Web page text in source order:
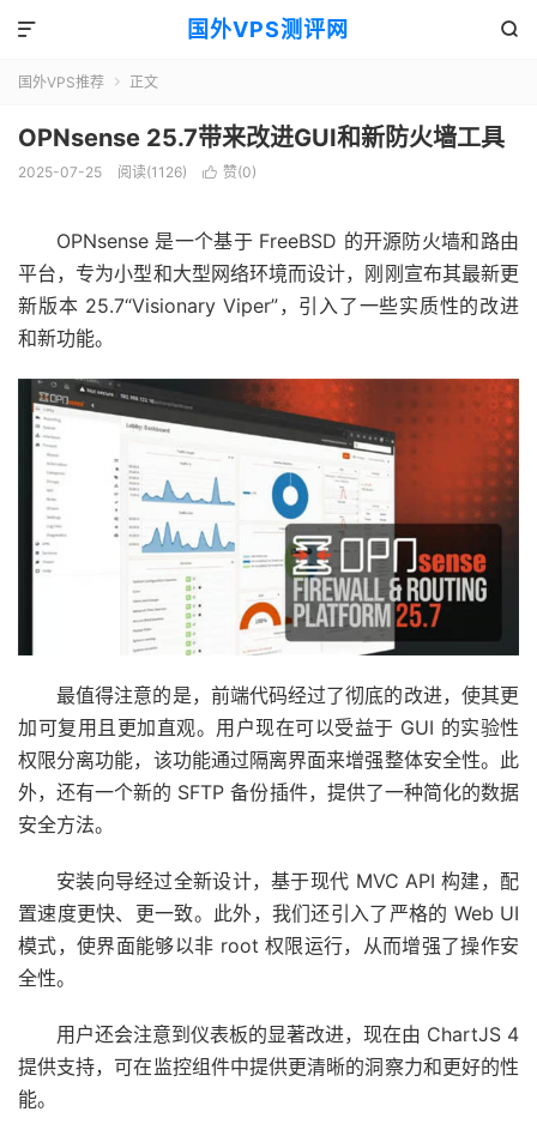
国外VPS测评网 

国外VPS推荐  正文
OPNsense 25.7带来改进GUI和新防火墙工具
2025-07-25 阅读(1126)  赞(0)
OPNsense 是一个基于 FreeBSD 的开源防火墙和路由
平台，专为小型和大型网络环境而设计，刚刚宣布其最新更
新版本 25.7“Visionary Viper”，引入了一些实质性的改进
和新功能。
最值得注意的是，前端代码经过了彻底的改进，使其更
加可复用且更加直观。用户现在可以受益于 GUI 的实验性
权限分离功能，该功能通过隔离界面来增强整体安全性。此
外，还有一个新的 SFTP 备份插件，提供了一种简化的数据
安全方法。
安装向导经过全新设计，基于现代 MVC API 构建，配
置速度更快、更一致。此外，我们还引入了严格的 Web UI
模式，使界面能够以非 root 权限运行，从而增强了操作安
全性。
用户还会注意到仪表板的显著改进，现在由 ChartJS 4
提供支持，可在监控组件中提供更清晰的洞察力和更好的性
能。